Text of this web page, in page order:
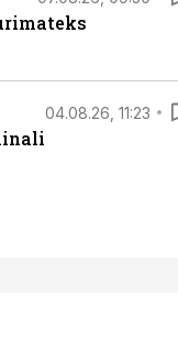
04.08.26, 11:23